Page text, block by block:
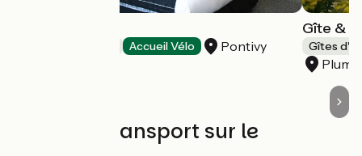
Accueil Vélo Pontivy
Gîte &
Gîtes
Trains et transport sur le